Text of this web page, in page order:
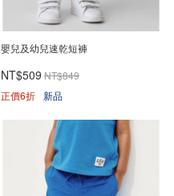
嬰兒及幼兒速乾短褲
NT$509 NT$849
正價6折 新品